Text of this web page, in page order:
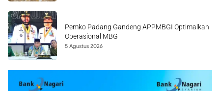
Pemko Padang Gandeng APPMBGI Optimalkan
Operasional MBG
5 Agustus 2026